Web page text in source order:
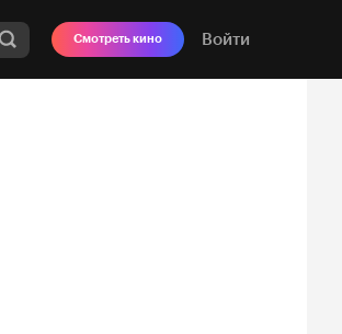
Смотреть кино Войти